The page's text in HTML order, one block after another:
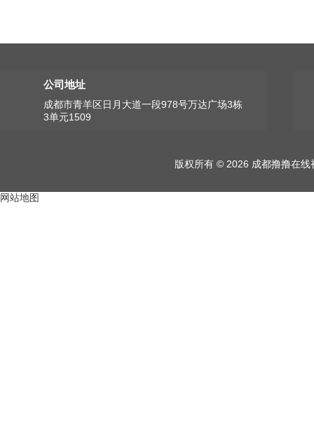
公司地址
成都市青羊区日月大道一段978号万达广场3栋
3单元1509
版权所有 © 2026 成都撸撸在
网站地图